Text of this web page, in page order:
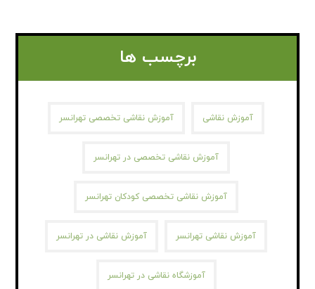
برچسب ها
آموزش نقاشی آموزش نقاشی تخصصی تهرانسر
آموزش نقاشی تخصصی در تهرانسر
آموزش نقاشی تخصصی کودکان تهرانسر
آموزش نقاشی تهرانسر آموزش نقاشی در تهرانسر
آموزشگاه نقاشی در تهرانسر